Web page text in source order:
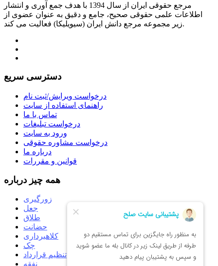
مرجع حقوقی ایران از سال 1394 با هدف جمع آوری و انتشار
اطلاعات علمی حقوقی صحیح، جامع و دقیق به عنوان عضوی از
زیر مجموعه مرجع دانش ایران (سیویلیکا) فعالیت می کند.
دسترسی سریع
درخواست ویرایش/ثبت نام
راهنمای استفاده از سایت
تماس با ما
درخواست تبلیغات
ورود به سایت
درخواست مشاوره حقوقی
درباره ما
قوانین و مقررات
همه چیز درباره
زورگیری
جعل
طلاق
حضانت
کلاهبرداری
چک
تنظیم قرارداد
نفقه